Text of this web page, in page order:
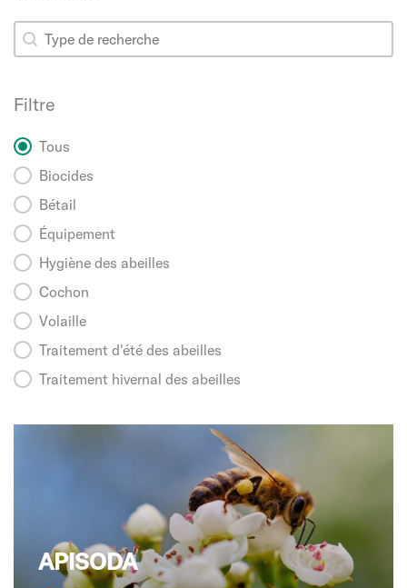
Recherche
Recherche
Filtre
FiltreTous
Biocides
Bétail
Équipement
Hygiène des abeilles
Cochon
Volaille
Traitement d'été des abeilles
Traitement hivernal des abeilles
APISODA